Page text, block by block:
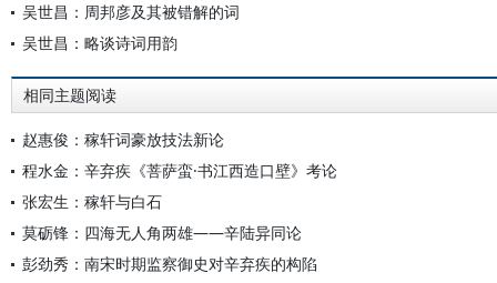
吴世昌：周邦彦及其被错解的词
吴世昌：略谈诗词用韵
相同主题阅读
赵惠俊：稼轩词豪放技法新论
程水金：辛弃疾《菩萨蛮·书江西造口壁》考论
张宏生：稼轩与白石
莫砺锋：四海无人角两雄——辛陆异同论
彭劲秀：南宋时期监察御史对辛弃疾的构陷